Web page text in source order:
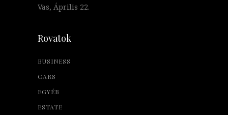
Vas, Április 22.
Rovatok
BUSINESS
CARS
EGYÉB
ESTATE